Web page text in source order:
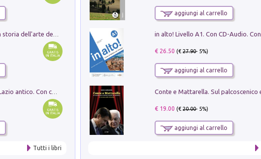
Ricerche dei dottorandi in storia dell'arte della Sapienza
I monumenti funerari del Lazio antico. Con cartella con tavole
Tutti i libri
aggiungi al carrello
€ 26.50 (€27.90- 5%)
aggiungi al carrello
€ 19.00 (€20.00- 5%)
aggiungi al carrello